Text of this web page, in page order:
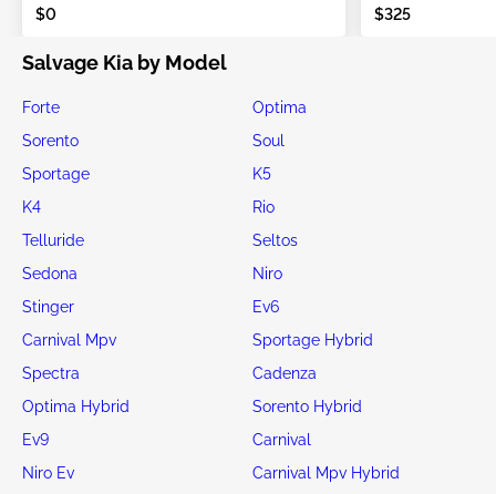
$0 $325
Salvage Kia by Model
Forte
Optima
Sorento
Soul
Sportage
K5
K4
Rio
Telluride
Seltos
Sedona
Niro
Stinger
Ev6
Carnival Mpv
Sportage Hybrid
Spectra
Cadenza
Optima Hybrid
Sorento Hybrid
Ev9
Carnival
Niro Ev
Carnival Mpv Hybrid